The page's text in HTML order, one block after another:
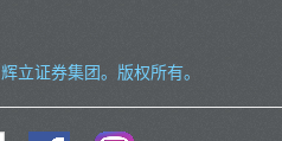
辉立证券集团。版权所有。